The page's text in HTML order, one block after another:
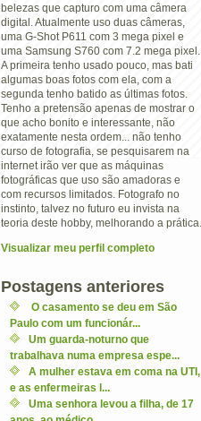
belezas que capturo com uma câmera
digital. Atualmente uso duas câmeras,
uma G-Shot P611 com 3 mega pixel e
uma Samsung S760 com 7.2 mega pixel.
A primeira tenho usado pouco, mas bati
algumas boas fotos com ela, com a
segunda tenho batido as últimas fotos.
Tenho a pretensão apenas de mostrar o
que acho bonito e interessante, não
exatamente nesta ordem... não tenho
curso de fotografia, se pesquisarem na
internet irão ver que as máquinas
fotográficas que uso são amadoras e
com recursos limitados. Fotografo no
instinto, talvez no futuro eu invista na
teoria deste hobby, melhorando a prática.
Visualizar meu perfil completo
Postagens anteriores
O casamento se deu em São
Paulo com um funcionár...
Um guarda-noturno que
trabalhava numa empresa espe...
A mulher estava em coma na UTI,
e as enfermeiras l...
Uma senhora levou a filha, de 17